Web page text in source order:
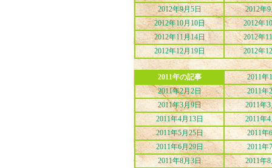
2012年9月5日
2012年
2012年10月10日
2012年
2012年11月14日
2012年
2012年12月19日
2012年
2011年の記事
2011年
2011年2月2日
2011年
2011年3月9日
2011年
2011年4月13日
2011年
2011年5月25日
2011年
2011年6月29日
2011年
2011年8月3日
2011年